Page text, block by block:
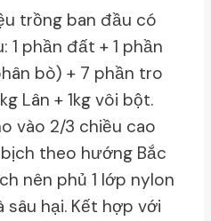
trồng ban đầu có
1 phần đất + 1 phần
bò) + 7 phần tro
Lân + 1kg vôi bột.
vào 2/3 chiều cao
theo hướng Bắc
nên phủ 1 lớp nylon
hại. Kết hợp với